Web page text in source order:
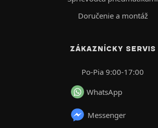
Doručenie a montáž
ZÁKAZNÍCKY SERVIS
Po-Pia 9:00-17:00
WhatsApp
Messenger